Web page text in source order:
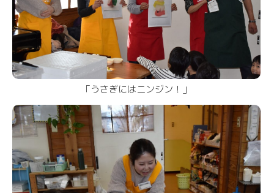
「うさぎにはニンジン！」